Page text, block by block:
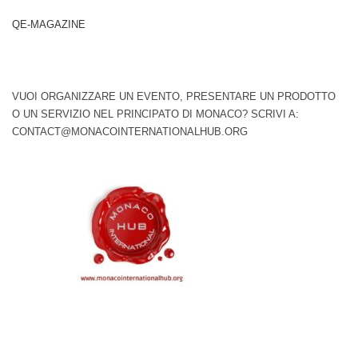
QE-MAGAZINE
VUOI ORGANIZZARE UN EVENTO, PRESENTARE UN PRODOTTO
O UN SERVIZIO NEL PRINCIPATO DI MONACO? SCRIVI A:
CONTACT@MONACOINTERNATIONALHUB.ORG